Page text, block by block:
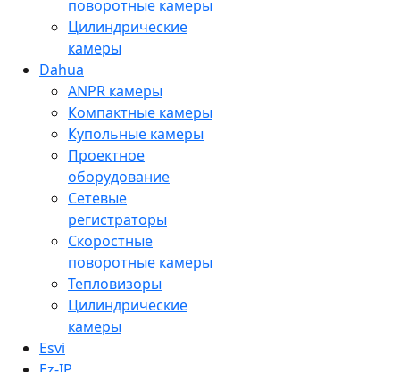
поворотные камеры
Цилиндрические
камеры
Dahua
ANPR камеры
Компактные камеры
Купольные камеры
Проектное
оборудование
Сетевые
регистраторы
Скоростные
поворотные камеры
Тепловизоры
Цилиндрические
камеры
Esvi